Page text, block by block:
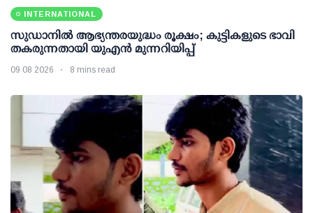
INTERNATIONAL
സുഡാനിൽ ആഭ്യന്തരയുദ്ധം രൂക്ഷം; കുട്ടികളുടെ ഭാവി
തകരുന്നതായി യുഎൻ മുന്നറിയിപ്പ്
09 08 2026 8 mins read